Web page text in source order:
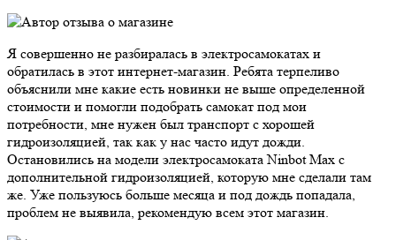
Я совершенно не разбиралась в электросамокатах и
обратилась в этот интернет-магазин. Ребята терпеливо
объяснили мне какие есть новинки не выше определенной
стоимости и помогли подобрать самокат под мои
потребности, мне нужен был транспорт с хорошей
гидроизоляцией, так как у нас часто идут дожди.
Остановились на модели электросамоката Ninbot Max с
дополнительной гидроизоляцией, которую мне сделали там
же. Уже пользуюсь больше месяца и под дождь попадала,
проблем не выявила, рекомендую всем этот магазин.